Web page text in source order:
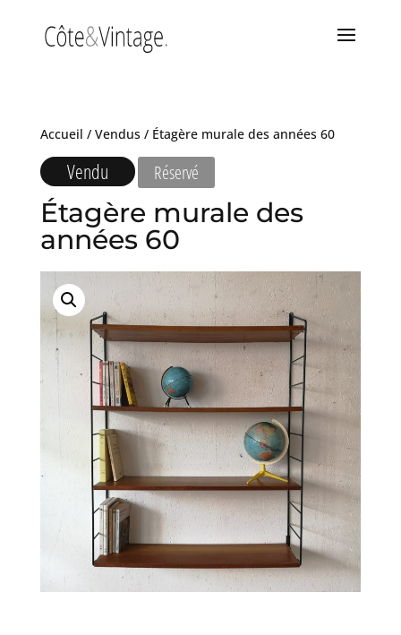
Accueil / Vendus/ Étagère murale des années 60
Vendu Réservé
Étagère murale des
années 60